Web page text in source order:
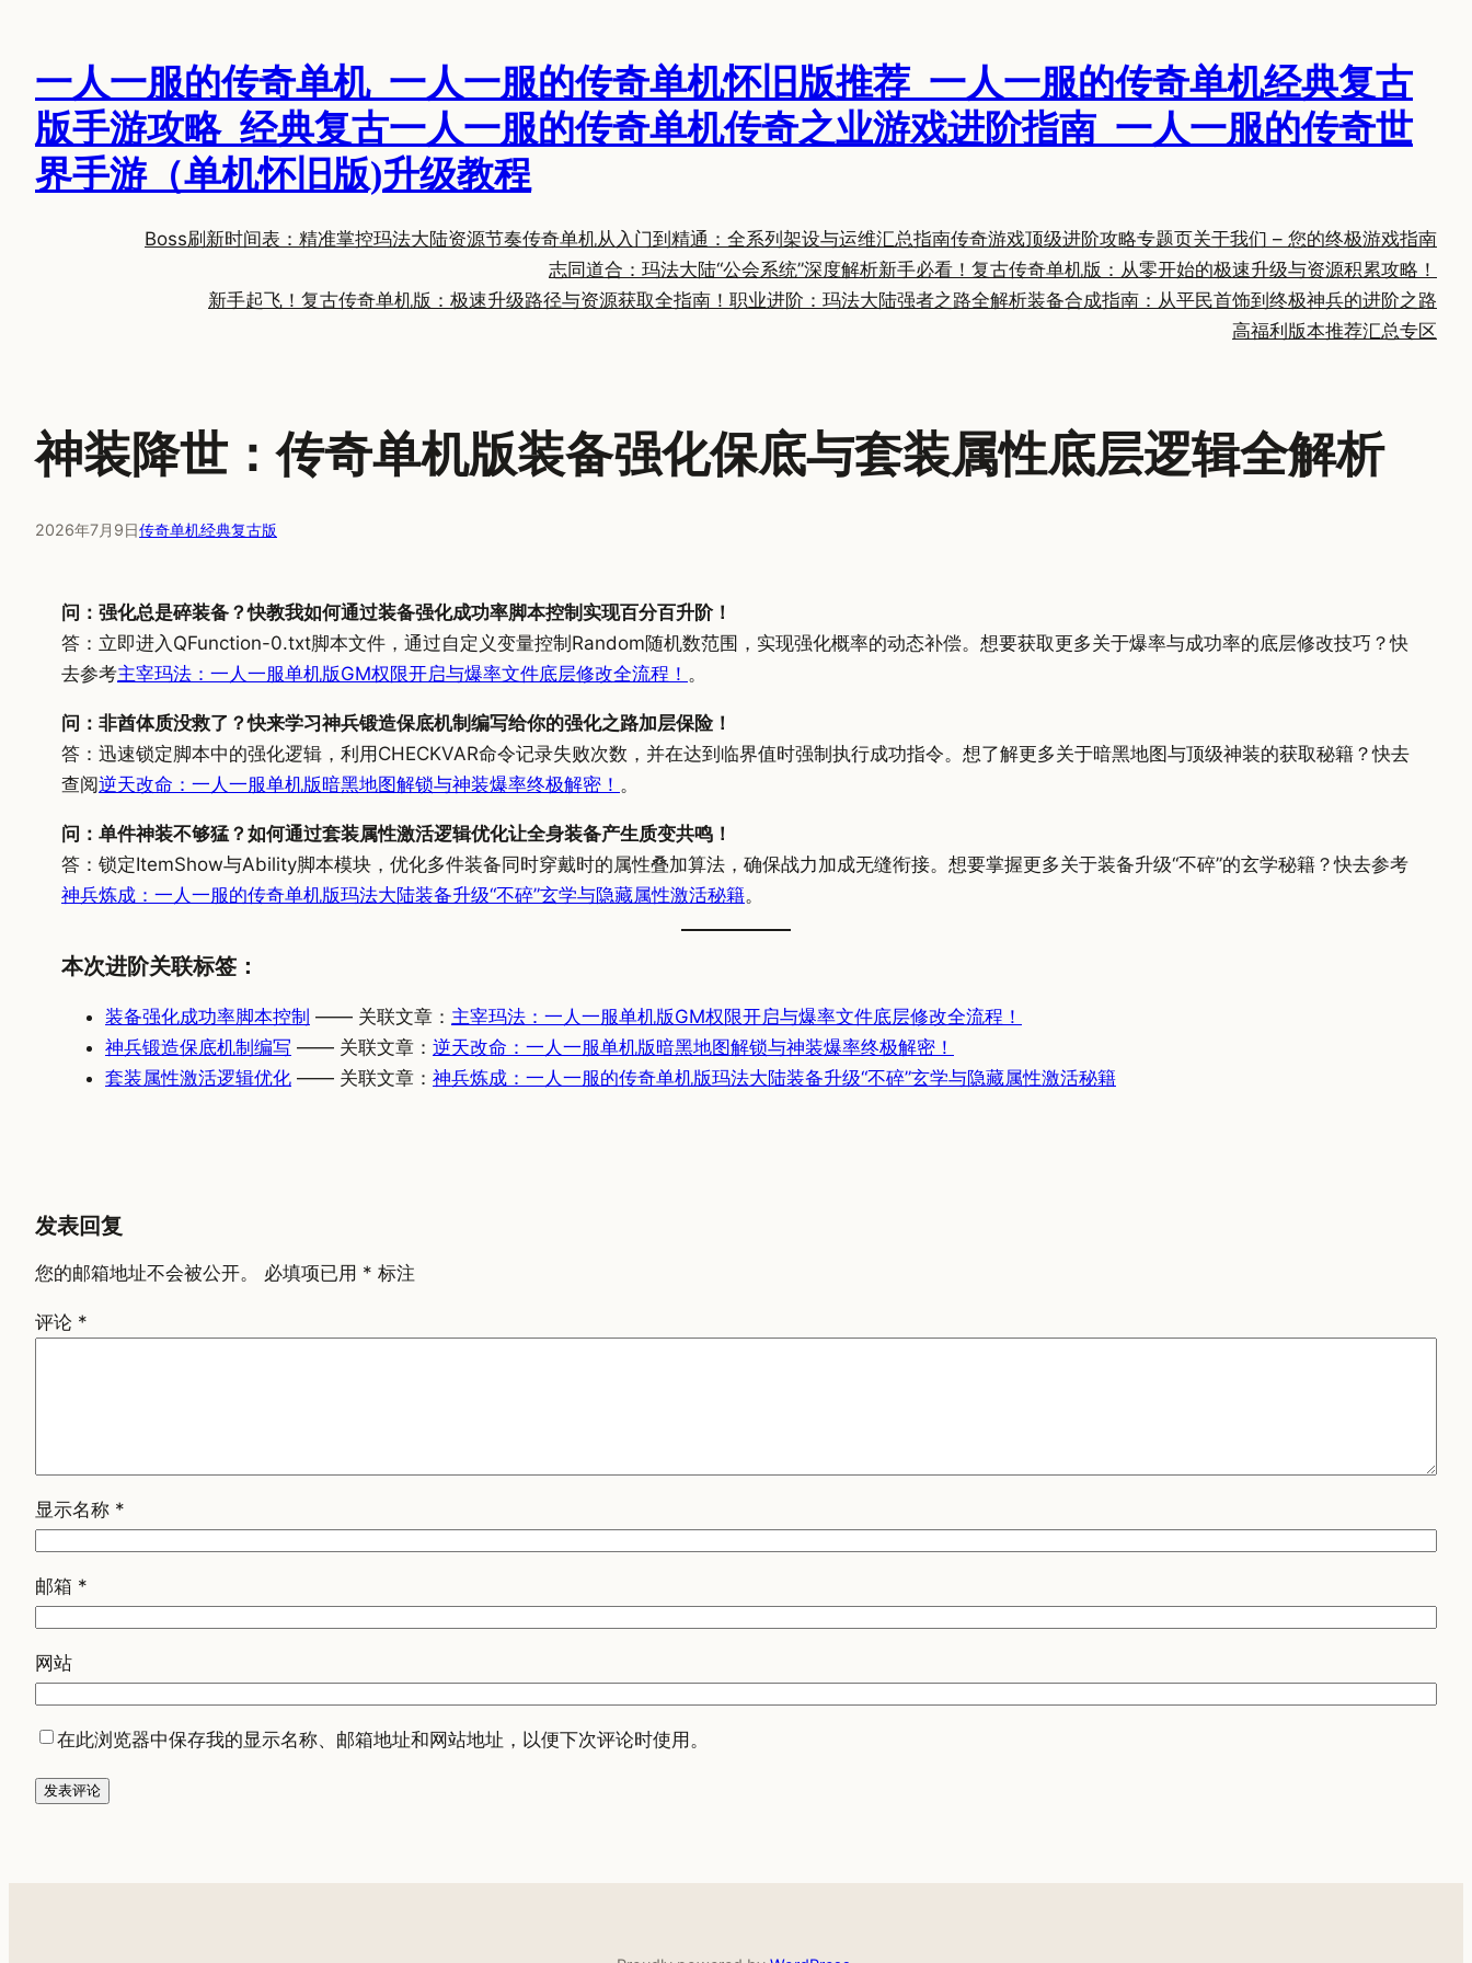
一人一服的传奇单机_一人一服的传奇单机怀旧版推荐_一人一服的传奇单机经典复古
版手游攻略_经典复古一人一服的传奇单机传奇之业游戏进阶指南_一人一服的传奇世
界手游（单机怀旧版)升级教程
Boss刷新时间表：精准掌控玛法大陆资源节奏传奇单机从入门到精通：全系列架设与运维汇总指南传奇游戏顶级进阶攻略专题页关于我们 – 您的终极游戏指南
志同道合：玛法大陆“公会系统”深度解析新手必看！复古传奇单机版：从零开始的极速升级与资源积累攻略！
新手起飞！复古传奇单机版：极速升级路径与资源获取全指南！ 职业进阶：玛法大陆强者之路全解析装备合成指南：从平民首饰到终极神兵的进阶之路
高福利版本推荐汇总专区
神装降世：传奇单机版装备强化保底与套装属性底层逻辑全解析
2026年7月9日传奇单机经典复古版
问：强化总是碎装备？快教我如何通过装备强化成功率脚本控制实现百分百升阶！
答：立即进入QFunction-0.txt脚本文件，通过自定义变量控制Random随机数范围，实现强化概率的动态补偿。想要获取更多关于爆率与成功率的底层修改技巧？快
去参考主宰玛法：一人一服单机版GM权限开启与爆率文件底层修改全流程！ 。
问：非酋体质没救了？快来学习神兵锻造保底机制编写给你的强化之路加层保险！
答：迅速锁定脚本中的强化逻辑，利用CHECKVAR命令记录失败次数，并在达到临界值时强制执行成功指令。想了解更多关于暗黑地图与顶级神装的获取秘籍？快去
查阅逆天改命：一人一服单机版暗黑地图解锁与神装爆率终极解密！ 。
问：单件神装不够猛？如何通过套装属性激活逻辑优化让全身装备产生质变共鸣！
答：锁定ItemShow与Ability脚本模块，优化多件装备同时穿戴时的属性叠加算法，确保战力加成无缝衔接。想要掌握更多关于装备升级“不碎”的玄学秘籍？快去参考
神兵炼成：一人一服的传奇单机版玛法大陆装备升级“不碎”玄学与隐藏属性激活秘籍。
本次进阶关联标签：
装备强化成功率脚本控制 —— 关联文章： 主宰玛法：一人一服单机版GM权限开启与爆率文件底层修改全流程！
神兵锻造保底机制编写 —— 关联文章： 逆天改命：一人一服单机版暗黑地图解锁与神装爆率终极解密！
套装属性激活逻辑优化 —— 关联文章： 神兵炼成：一人一服的传奇单机版玛法大陆装备升级“不碎”玄学与隐藏属性激活秘籍
发表回复
您的邮箱地址不会被公开。 必填项已用 * 标注
评论 *
显示名称 *
邮箱 *
网站
在此浏览器中保存我的显示名称、邮箱地址和网站地址，以便下次评论时使用。